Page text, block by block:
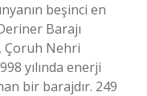
beşinci en
Barajı
Çoruh Nehri
yılında enerji
bir barajdır. 249